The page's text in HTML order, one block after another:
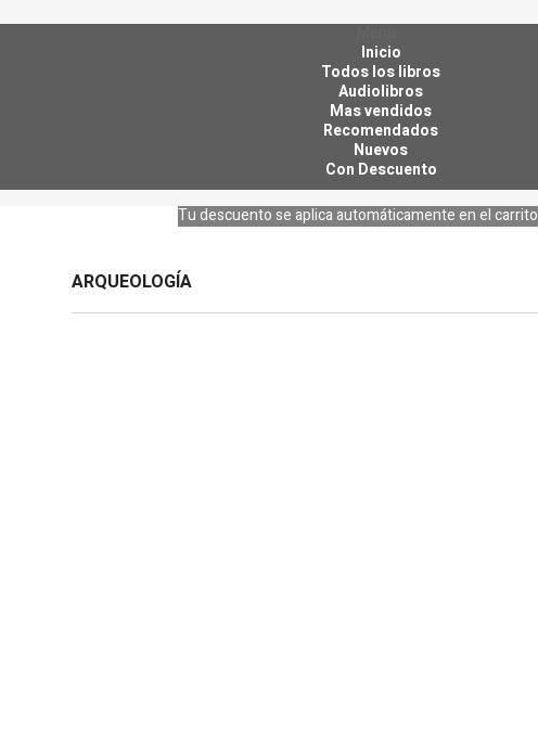
Inicio
Todos los libros
Audiolibros
Mas vendidos
Recomendados
Nuevos
Con Descuento
Tu descuento se aplica automáticamente en el carrito
ARQUEOLOGÍA